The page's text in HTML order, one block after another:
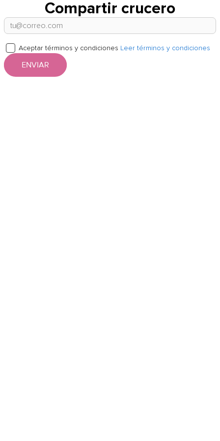
Compartir crucero
Aceptar términos y condiciones Leer términos y condiciones
ENVIAR